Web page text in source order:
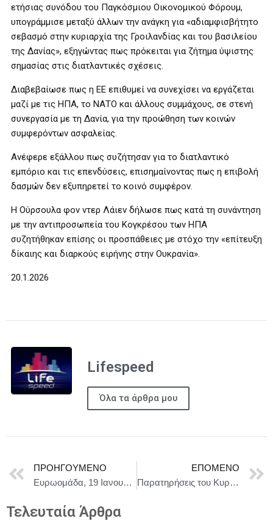
ετήσιας συνόδου του Παγκόσμιου Οικονομικού Φόρουμ,
υπογράμμισε μεταξύ άλλων την ανάγκη για «αδιαμφισβήτητο
σεβασμό στην κυριαρχία της Γροιλανδίας και του βασιλείου
της Δανίας», εξηγώντας πως πρόκειται για ζήτημα ύψιστης
σημασίας στις διατλαντικές σχέσεις.
Διαβεβαίωσε πως η ΕΕ επιθυμεί να συνεχίσει να εργάζεται
μαζί με τις ΗΠΑ, το ΝΑΤΟ και άλλους συμμάχους, σε στενή
συνεργασία με τη Δανία, για την προώθηση των κοινών
συμφερόντων ασφαλείας.
Ανέφερε εξάλλου πως συζήτησαν για το διατλαντικό
εμπόριο και τις επενδύσεις, επισημαίνοντας πως η επιβολή
δασμών δεν εξυπηρετεί το κοινό συμφέρον.
Η Ούρσουλα φον ντερ Λάιεν δήλωσε πως κατά τη συνάντηση
με την αντιπροσωπεία του Κογκρέσου των ΗΠΑ
συζητήθηκαν επίσης οι προσπάθειες με στόχο την «επίτευξη
δίκαιης και διαρκούς ειρήνης στην Ουκρανία».
20.1.2026
Lifespeed
Όλα τα άρθρα μου
ΠΡΟΗΓΟΎΜΕΝΟ
Ευρωομάδα, 19 Ιανουαρίου 2026
ΕΠΌΜΕΝΟ
Παρατηρήσεις του Κυριάκου Πιερρακάκη μετά τη συνεδρίαση του Eurogroup στις 19 Ιανουαρίου 2026
Τελευταία Άρθρα